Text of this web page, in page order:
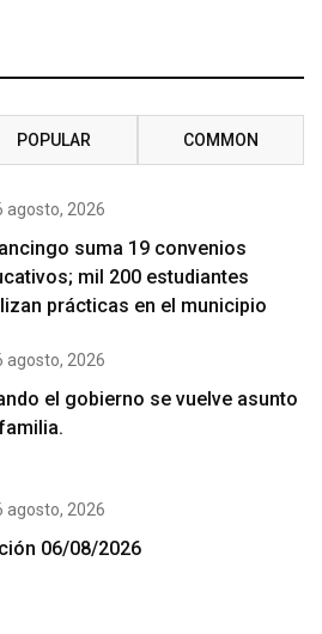
POPULAR COMMON
agosto, 2026
suma 19 convenios
mil 200 estudiantes
prácticas en el municipio
agosto, 2026
el gobierno se vuelve asunto
agosto, 2026
06/08/2026